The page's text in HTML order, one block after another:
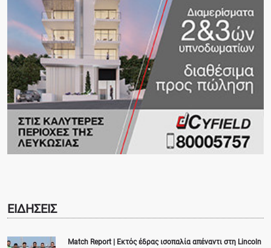
ΕΙΔΗΣΕΙΣ
Match Report | Εκτός έδρας ισοπαλία απέναντι στη Lincoln